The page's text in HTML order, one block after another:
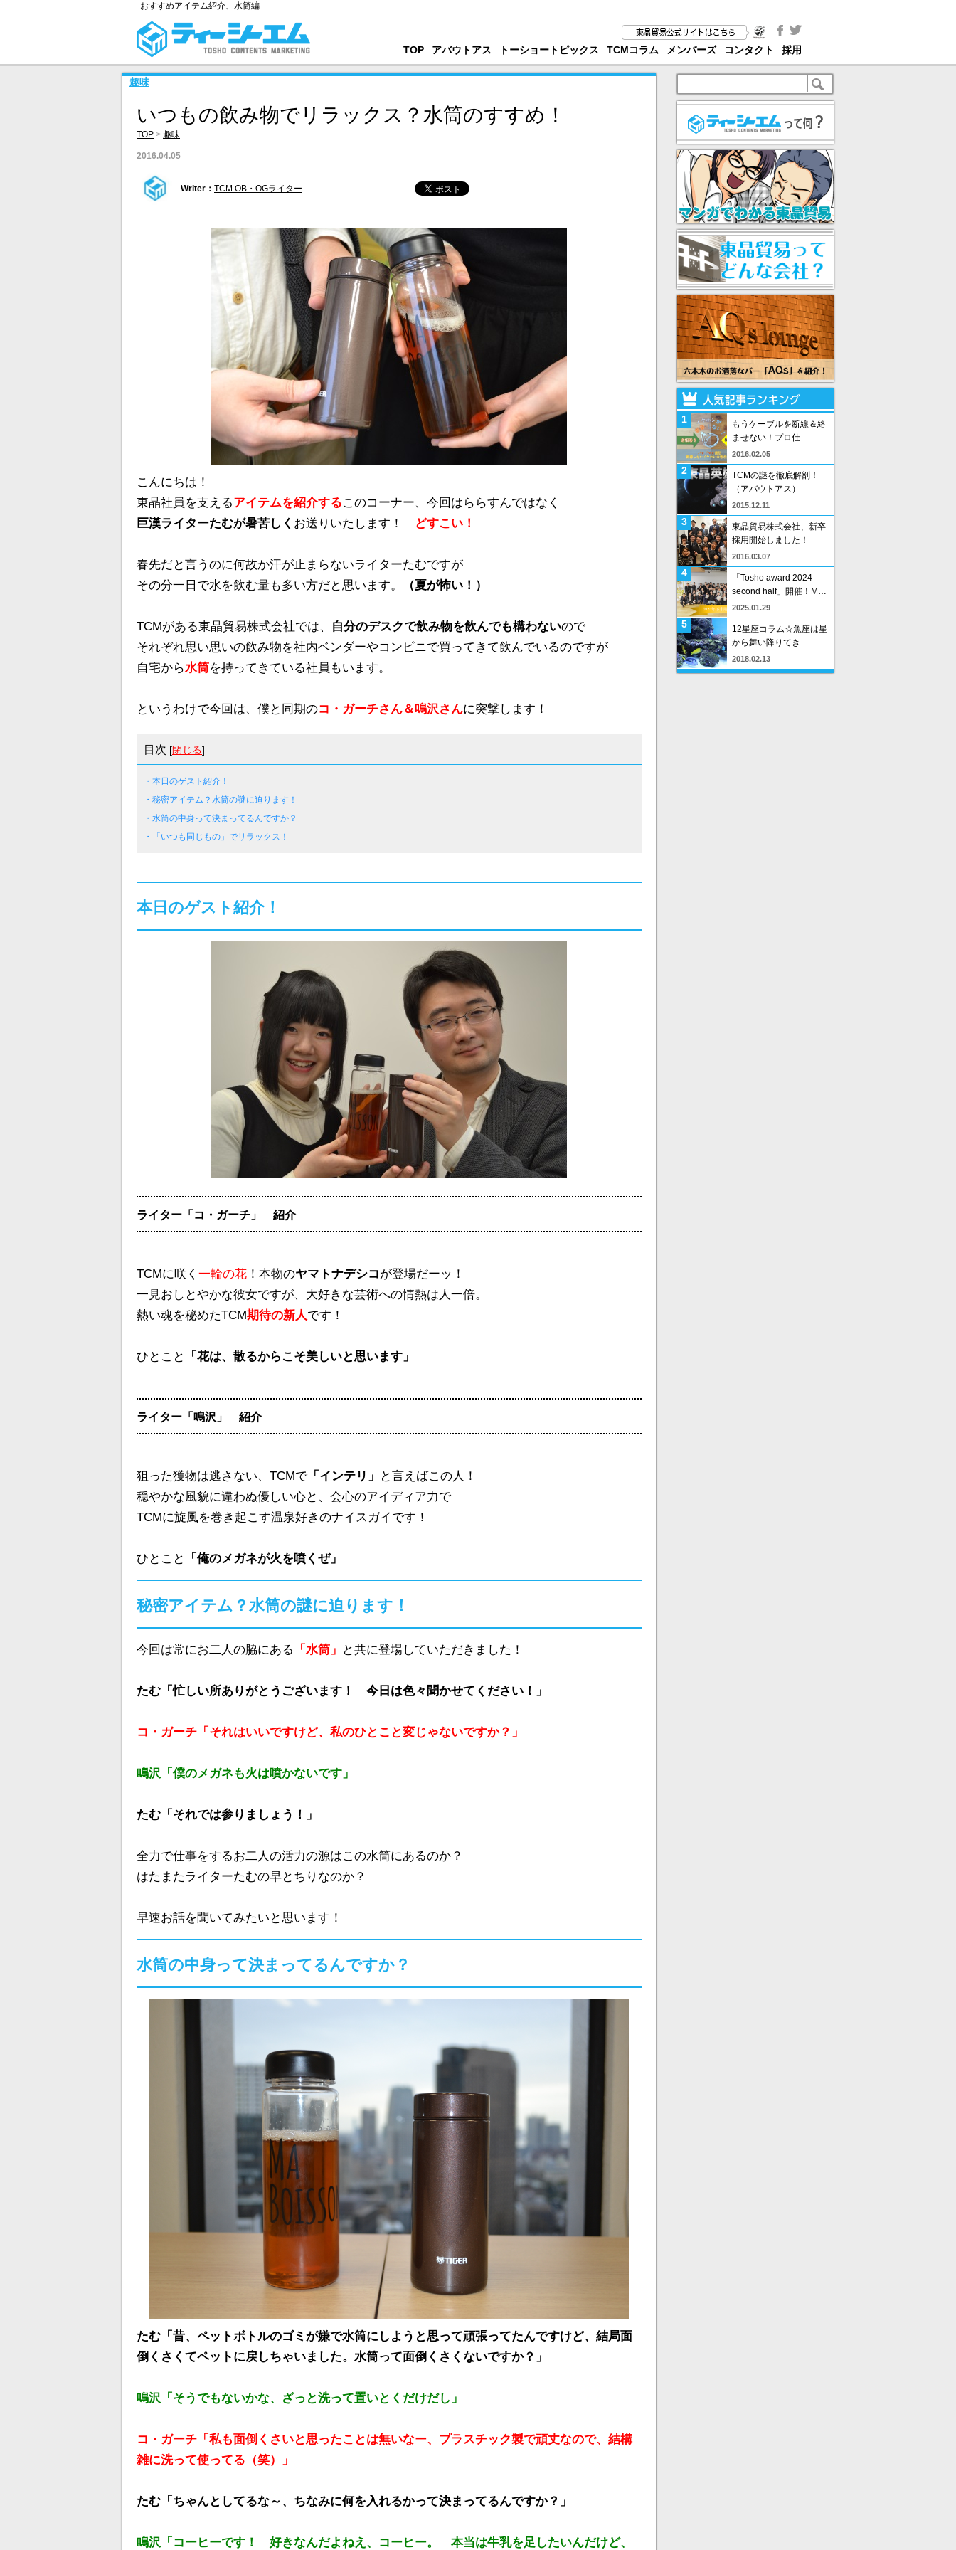
おすすめアイテム紹介、水筒編
TOP アバウトアス トーショートピックス TCMコラム メンバーズ コンタクト 採用
趣味
いつもの飲み物でリラックス？水筒のすすめ！
TOP > 趣味
2016.04.05
Writer： TCM OB・OGライター
こんにちは！
東晶社員を支えるアイテムを紹介するこのコーナー、今回はららすんではなく
巨漢ライターたむが暑苦しく お送りいたします！ どすこい！
春先だと言うのに何故か汗が止まらないライターたむですが
その分一日で水を飲む量も多い方だと思います。
（夏が怖い！）
TCMがある東晶貿易株式会社では、 自分のデスクで飲み物を飲んでも構わないので
それぞれ思い思いの飲み物を社内ベンダーやコンビニで買ってきて飲んでいるのですが
自宅から水筒を持ってきている社員もいます。
というわけで今回は、僕と同期のコ・ガーチさん＆鳴沢さんに突撃します！
目次 [閉じる]
・本日のゲスト紹介！
・秘密アイテム？水筒の謎に迫ります！
・水筒の中身って決まってるんですか？
・「いつも同じもの」でリラックス！
本日のゲスト紹介！
ライター「コ・ガーチ」 紹介
TCMに咲く 一輪の花 ！本物のヤマトナデシコが登場だーッ！
一見おしとやかな彼女ですが、大好きな芸術への情熱は人一倍。
熱い魂を秘めたTCM期待の新人です！
ひとこと 「花は、散るからこそ美しいと思います」
ライター「鳴沢」 紹介
狙った獲物は逃さない、TCMで「インテリ」
と言えばこの人！
穏やかな風貌に違わぬ優しい心と、会心のアイディア力で
TCMに旋風を巻き起こす温泉好きのナイスガイです！
ひとこと 「俺のメガネが火を噴くぜ」
秘密アイテム？水筒の謎に迫ります！
今回は常にお二人の脇にある 「水筒」 と共に登場していただきました！
たむ「忙しい所ありがとうございます！ 今日は色々聞かせてください！」
コ・ガーチ「それはいいですけど、私のひとこと変じゃないですか？」
鳴沢「僕のメガネも火は噴かないです」
たむ「それでは参りましょう！」
全力で仕事をするお二人の活力の源はこの水筒にあるのか？
はたまたライターたむの早とちりなのか？
早速お話を聞いてみたいと思います！
水筒の中身って決まってるんですか？
たむ「昔、ペットボトルのゴミが嫌で水筒にしようと思って頑張ってたんですけど、結局面
倒くさくてペットに戻しちゃいました。水筒って面倒くさくないですか？」
鳴沢「そうでもないかな、ざっと洗って置いとくだけだし」
コ・ガーチ「私も面倒くさいと思ったことは無いなー、プラスチック製で頑丈なので、結構
雑に洗って使ってる（笑）」
たむ「ちゃんとしてるな～、ちなみに何を入れるかって決まってるんですか？」
鳴沢「コーヒーです！ 好きなんだよねえ、コーヒー。 本当は牛乳を足したいんだけど、
1
もうケーブルを断線＆絡
ませない！プロ仕…
2016.02.05
2
TCMの謎を徹底解剖！
（アバウトアス）
2015.12.11
3
東晶貿易株式会社、新卒
採用開始しました！
2016.03.07
4
「Tosho award 2024
second half」開催！M…
2025.01.29
5
12星座コラム☆魚座は星
から舞い降りてき…
2018.02.13